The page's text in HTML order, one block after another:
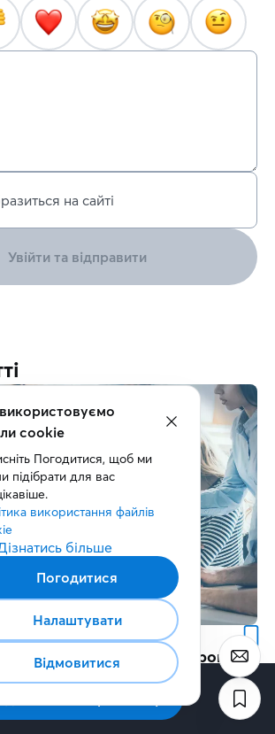
на сайті
Увійти та відправити
роботи бізнесу. Покрокова